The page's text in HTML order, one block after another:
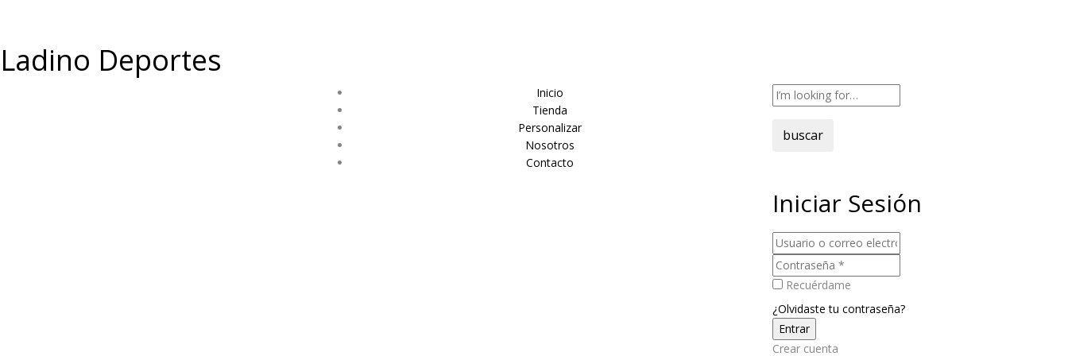
Ladino Deportes
Inicio
Tienda
Personalizar
Nosotros
Contacto
buscar
Iniciar Sesión
Recuérdame
¿Olvidaste tu contraseña?
Crear cuenta